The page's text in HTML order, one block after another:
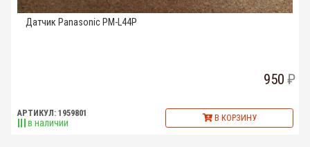
Датчик Panasonic PM-L44P
950
АРТИКУЛ: 1959801
в наличии В КОРЗИНУ